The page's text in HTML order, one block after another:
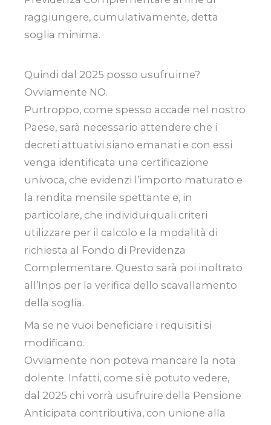
raggiungere, cumulativamente, detta
soglia minima.
Quindi dal 2025 posso usufruirne?
Ovviamente NO.
Purtroppo, come spesso accade nel nostro
Paese, sarà necessario attendere che i
decreti attuativi siano emanati e con essi
venga identificata una certificazione
univoca, che evidenzi l’importo maturato e
la rendita mensile spettante e, in
particolare, che individui quali criteri
utilizzare per il calcolo e la modalità di
richiesta al Fondo di Previdenza
Complementare. Questo sarà poi inoltrato
all’Inps per la verifica dello scavallamento
della soglia.
Ma se ne vuoi beneficiare i requisiti si
modificano.
Ovviamente non poteva mancare la nota
dolente. Infatti, come si è potuto vedere,
dal 2025 chi vorrà usufruire della Pensione
Anticipata contributiva, con unione alla